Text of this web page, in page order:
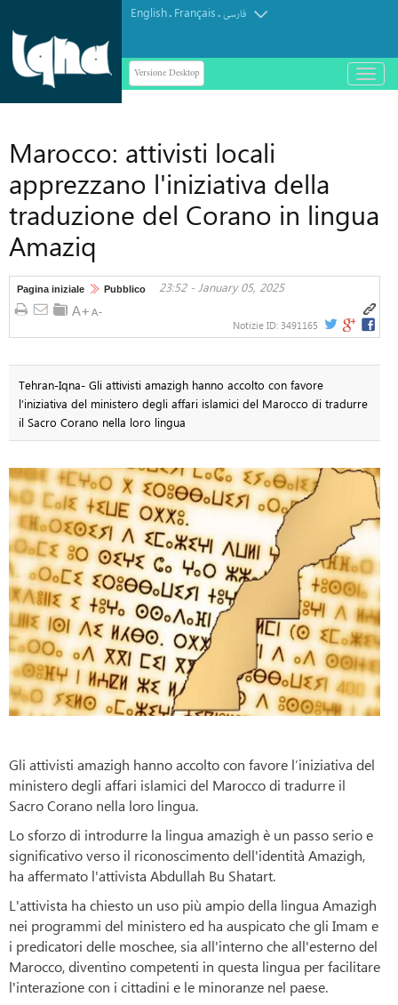
English. Français.فارسی
Versione Desktop
باز
و
Marocco: attivisti locali
apprezzano l'iniziativa della
traduzione del Corano in lingua
Amaziq
Pagina iniziale Pubblico 23:52 - January 05, 2025
Notizie ID: 3491165
Tehran-Iqna- Gli attivisti amazigh hanno accolto con favore
l’iniziativa del ministero degli affari islamici del Marocco di tradurre
il Sacro Corano nella loro lingua
Gli attivisti amazigh hanno accolto con favore l’iniziativa del
ministero degli affari islamici del Marocco di tradurre il
Sacro Corano nella loro lingua.
Lo sforzo di introdurre la lingua amazigh è un passo serio e
significativo verso il riconoscimento dell'identità Amazigh,
ha affermato l'attivista Abdullah Bu Shatart.
L'attivista ha chiesto un uso più ampio della lingua Amazigh
nei programmi del ministero ed ha auspicato che gli Imam e
i predicatori delle moschee, sia all'interno che all'esterno del
Marocco, diventino competenti in questa lingua per facilitare
l'interazione con i cittadini e le minoranze nel paese.